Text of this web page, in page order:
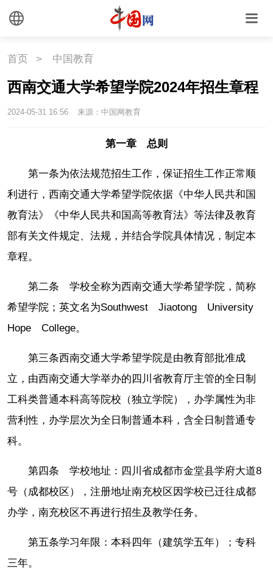
首页 > 中国教育
西南交通大学希望学院2024年招生章程
2024-05-31 16:56 来源：中国网教育
第一章 总则
第一条为依法规范招生工作，保证招生工作正常顺
利进行，西南交通大学希望学院依据《中华人民共和国
教育法》《中华人民共和国高等教育法》等法律及教育
部有关文件规定、法规，并结合学院具体情况，制定本
章程。
第二条 学校全称为西南交通大学希望学院，简称
希望学院；英文名为Southwest Jiaotong University
Hope College。
第三条西南交通大学希望学院是由教育部批准成
立，由西南交通大学举办的四川省教育厅主管的全日制
工科类普通本科高等院校（独立学院），办学属性为非
营利性，办学层次为全日制普通本科，含全日制普通专
科。
第四条 学校地址：四川省成都市金堂县学府大道8
号（成都校区），注册地址南充校区因学校已迁往成都
办学，南充校区不再进行招生及教学任务。
第五条学习年限：本科四年（建筑学五年）；专科
三年。